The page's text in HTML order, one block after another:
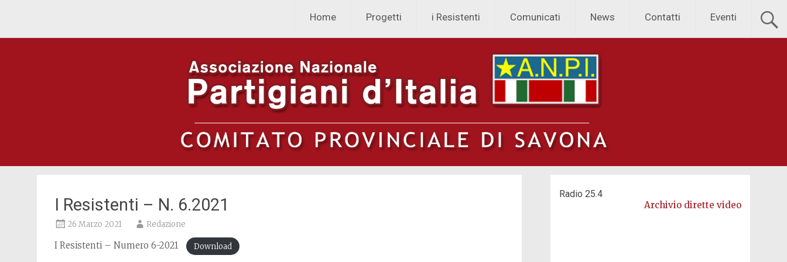
Home Progetti i Resistenti Comunicati News Contatti Eventi
I Resistenti – N. 6.2021
26 Marzo 2021 Redazione
I Resistenti – Numero 6-2021 Download
Radio 25.4
Archivio dirette video